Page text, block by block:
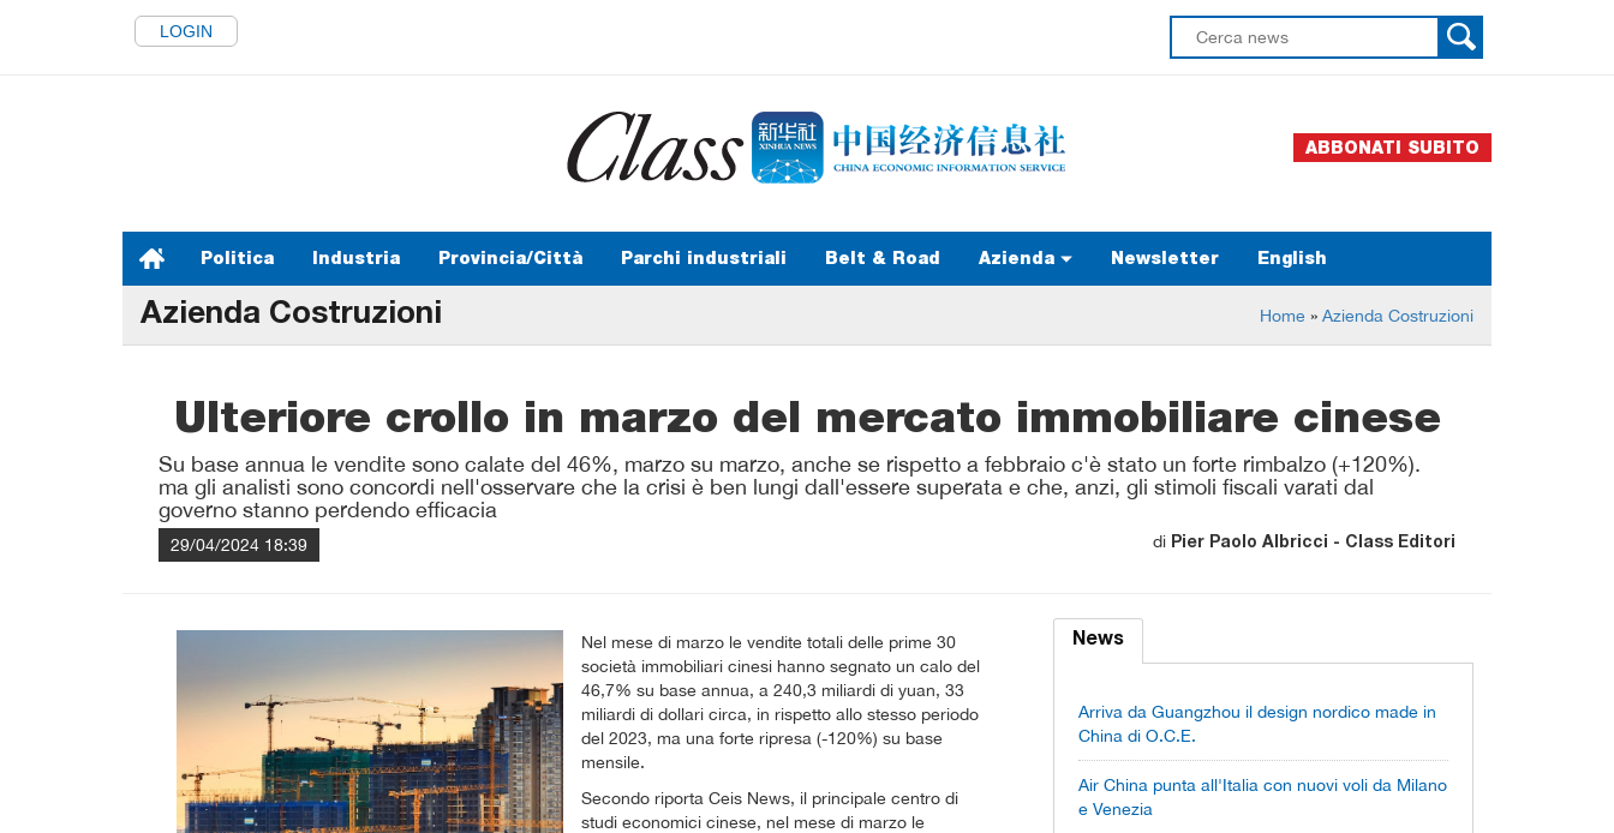
LOGIN
ABBONATI SUBITO
Politica Industria Provincia/Città Parchi industriali Belt & Road Azienda Newsletter English
Azienda Costruzioni Home » Azienda Costruzioni
Ulteriore crollo in marzo del mercato immobiliare cinese
Su base annua le vendite sono calate del 46%, marzo su marzo, anche se rispetto a febbraio c'è stato un forte rimbalzo (+120%).
ma gli analisti sono concordi nell'osservare che la crisi è ben lungi dall'essere superata e che, anzi, gli stimoli fiscali varati dal
governo stanno perdendo efficacia
29/04/2024 18:39 di Pier Paolo Albricci - Class Editori
Nel mese di marzo le vendite totali delle prime 30
società immobiliari cinesi hanno segnato un calo del
46,7% su base annua, a 240,3 miliardi di yuan, 33
miliardi di dollari circa, in rispetto allo stesso periodo
del 2023, ma una forte ripresa (-120%) su base
mensile.
Secondo riporta Ceis News, il principale centro di
studi economici cinese, nel mese di marzo le
News
Arriva da Guangzhou il design nordico made in
China di O.C.E.
Air China punta all'Italia con nuovi voli da Milano
e Venezia